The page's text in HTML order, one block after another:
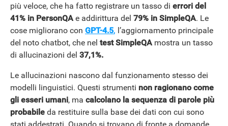
più veloce, che ha fatto registrare un tasso di errori del
41% in PersonQAe addirittura del 79% in SimpleQA. Le
cose migliorano con GPT-4.5, l’aggiornamento principale
del noto chatbot, che nel test SimpleQAmostra un tasso
di allucinazioni del 37,1%.
Le allucinazioni nascono dal funzionamento stesso dei
modelli linguistici. Questi strumenti non ragionano come
gli esseri umani, ma calcolano la sequenza di parole più
probabile da restituire sulla base dei dati con cui sono